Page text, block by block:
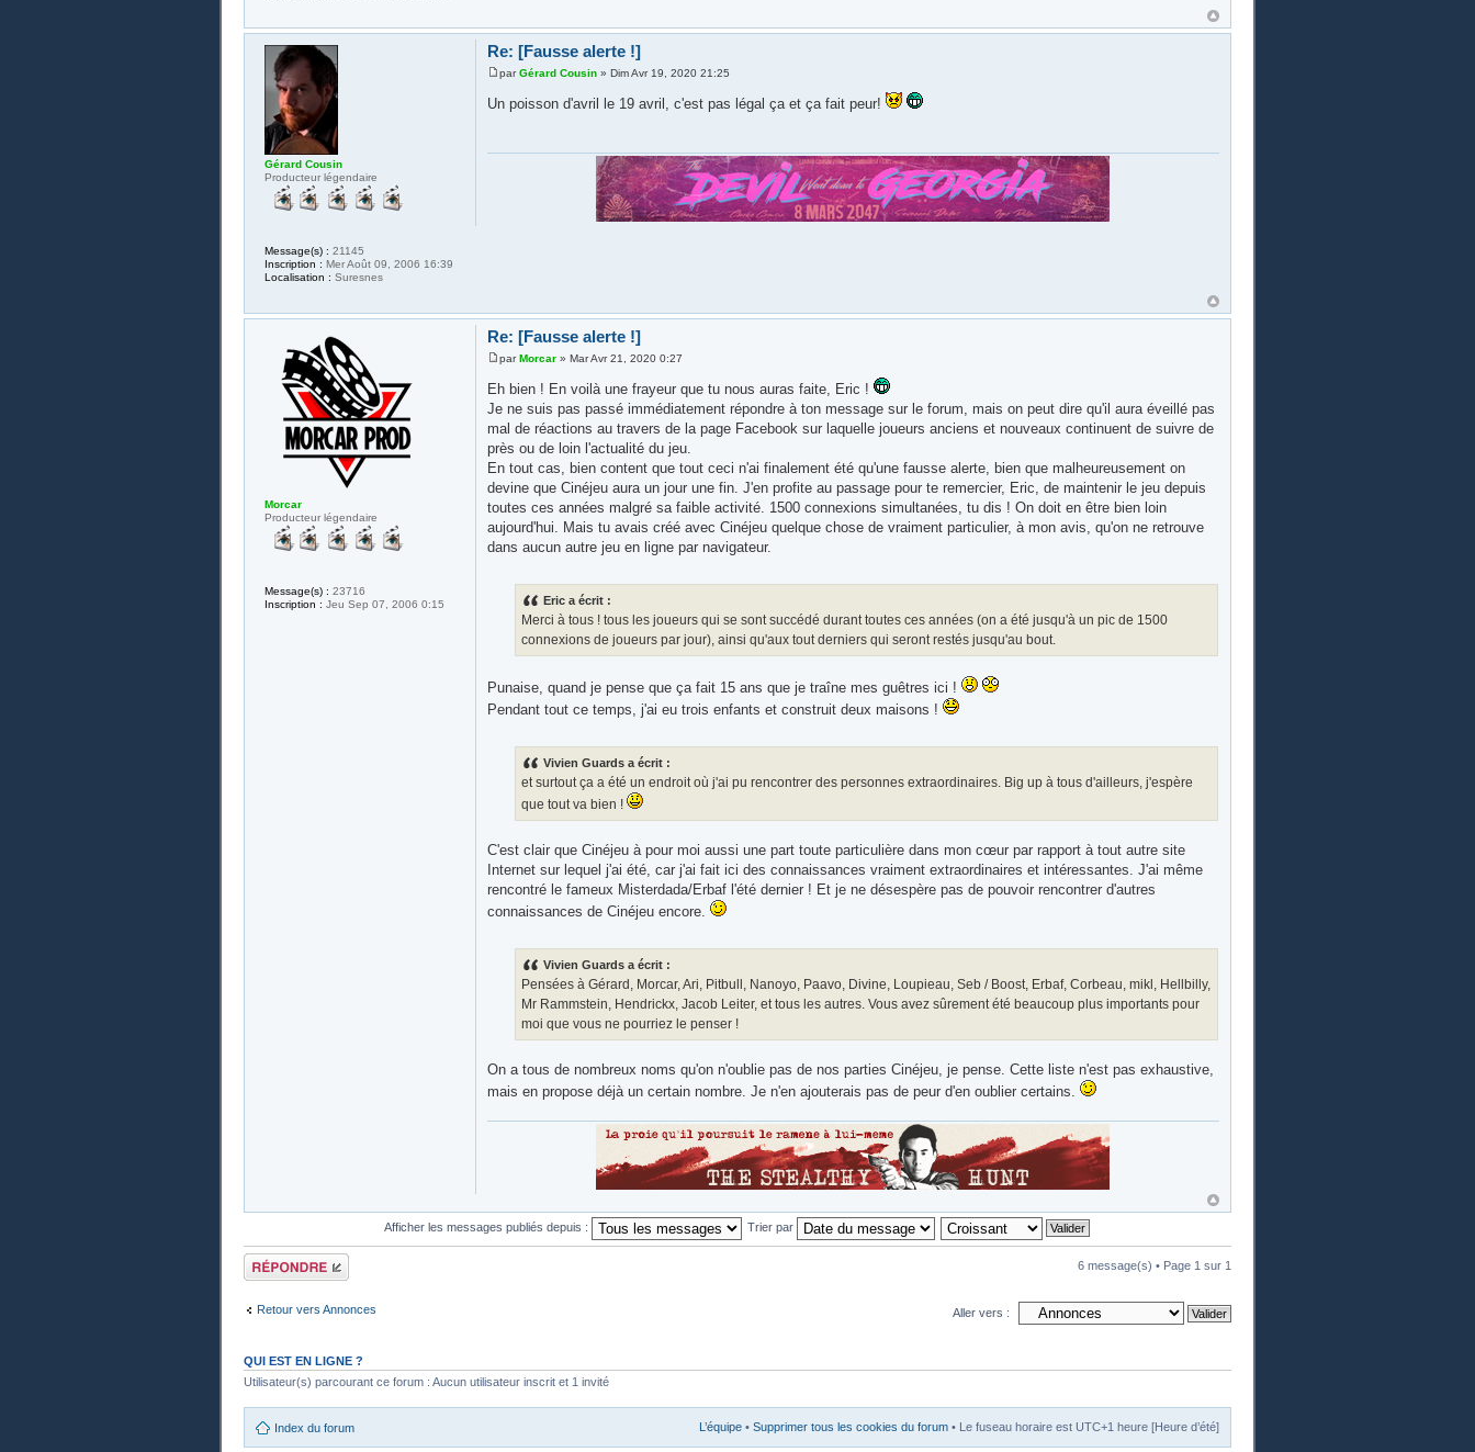
Re: [Fausse alerte !]
parGérard Cousin» Dim Avr 19, 2020 21:25
Un poisson d'avril le 19 avril, c'est pas légal ça et ça fait peur!
Gérard Cousin
Producteur légendaire
Message(s) : 21145
Inscription : Mer Août 09, 2006 16:39
Localisation : Suresnes
Re: [Fausse alerte !]
parMorcar» Mar Avr 21, 2020 0:27
Eh bien ! En voilà une frayeur que tu nous auras faite, Eric !
Je ne suis pas passé immédiatement répondre à ton message sur le forum, mais on peut dire qu'il aura éveillé pas
mal de réactions au travers de la page Facebook sur laquelle joueurs anciens et nouveaux continuent de suivre de
près ou de loin l'actualité du jeu.
En tout cas, bien content que tout ceci n'ai finalement été qu'une fausse alerte, bien que malheureusement on
devine que Cinéjeu aura un jour une fin. J'en profite au passage pour te remercier, Eric, de maintenir le jeu depuis
toutes ces années malgré sa faible activité. 1500 connexions simultanées, tu dis ! On doit en être bien loin
aujourd'hui. Mais tu avais créé avec Cinéjeu quelque chose de vraiment particulier, à mon avis, qu'on ne retrouve
dans aucun autre jeu en ligne par navigateur.
Eric a écrit :
Merci à tous ! tous les joueurs qui se sont succédé durant toutes ces années (on a été jusqu'à un pic de 1500
connexions de joueurs par jour), ainsi qu'aux tout derniers qui seront restés jusqu'au bout.
Punaise, quand je pense que ça fait 15 ans que je traîne mes guêtres ici !
Pendant tout ce temps, j'ai eu trois enfants et construit deux maisons !
Vivien Guards a écrit :
et surtout ça a été un endroit où j'ai pu rencontrer des personnes extraordinaires. Big up à tous d'ailleurs, j'espère
que tout va bien !
C'est clair que Cinéjeu à pour moi aussi une part toute particulière dans mon cœur par rapport à tout autre site
Internet sur lequel j'ai été, car j'ai fait ici des connaissances vraiment extraordinaires et intéressantes. J'ai même
rencontré le fameux Misterdada/Erbaf l'été dernier ! Et je ne désespère pas de pouvoir rencontrer d'autres
connaissances de Cinéjeu encore.
Vivien Guards a écrit :
Pensées à Gérard, Morcar, Ari, Pitbull, Nanoyo, Paavo, Divine, Loupieau, Seb / Boost, Erbaf, Corbeau, mikl, Hellbilly,
Mr Rammstein, Hendrickx, Jacob Leiter, et tous les autres. Vous avez sûrement été beaucoup plus importants pour
moi que vous ne pourriez le penser !
On a tous de nombreux noms qu'on n'oublie pas de nos parties Cinéjeu, je pense. Cette liste n'est pas exhaustive,
mais en propose déjà un certain nombre. Je n'en ajouterais pas de peur d'en oublier certains.
Morcar
Producteur légendaire
Message(s) : 23716
Inscription : Jeu Sep 07, 2006 0:15
Afficher les messages publiés depuis : Trier par
Publier une
réponse
6 message(s) • Page 1 sur 1
Retour vers Annonces Aller vers :
QUI EST EN LIGNE ?
Utilisateur(s) parcourant ce forum : Aucun utilisateur inscrit et 1 invité
Index du forum L’équipe • Supprimer tous les cookies du forum • Le fuseau horaire est UTC+1 heure [Heure d’été]